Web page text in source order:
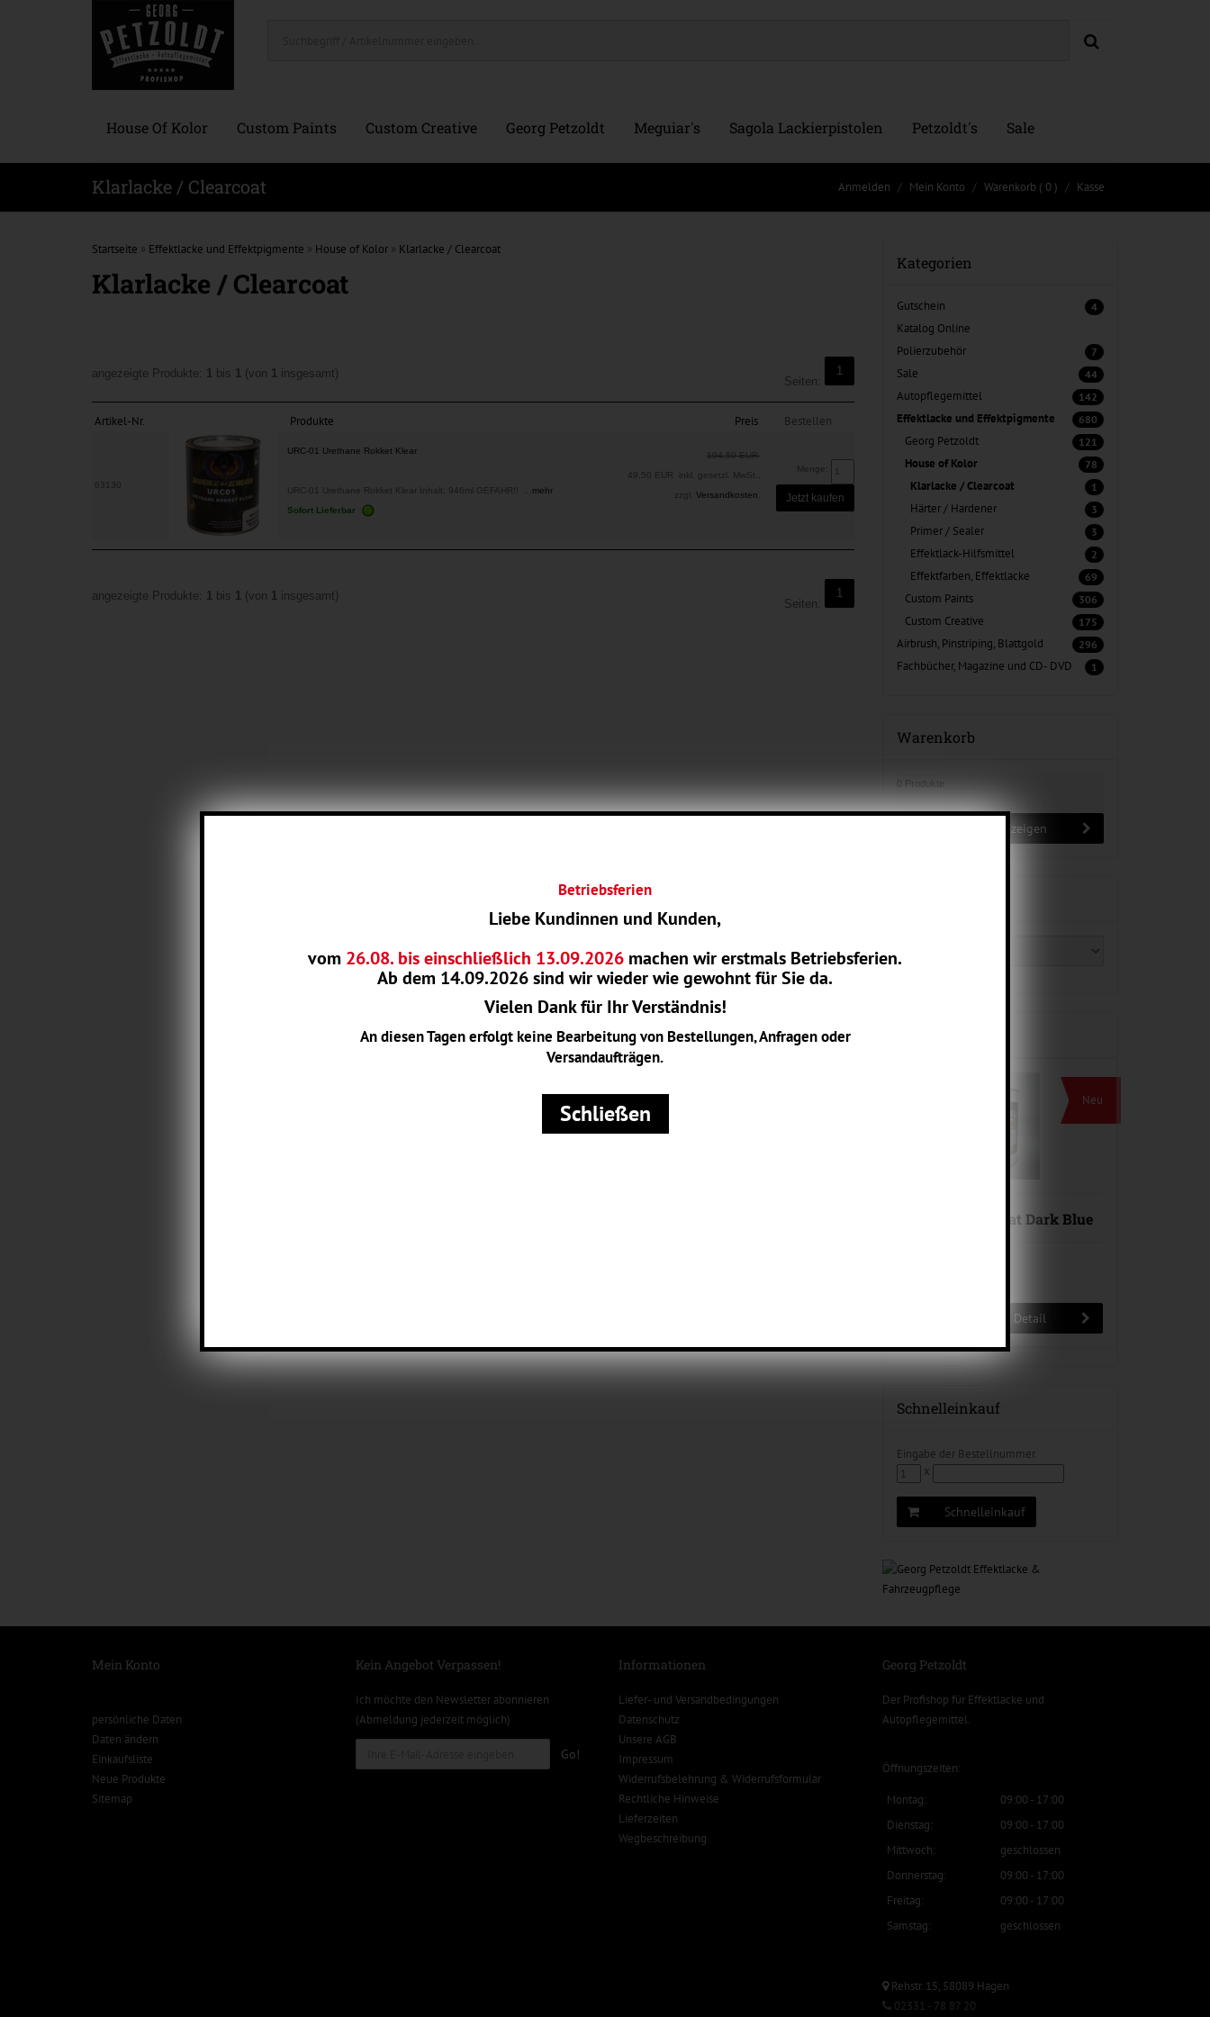
House Of Kolor Custom Paints Custom Creative Georg Petzoldt Meguiar's Sagola Lackierpistolen Petzoldt's Sale
Klarlacke / Clearcoat Anmelden Mein Konto Warenkorb ( 0 ) Kasse
Startseite » Effektlacke und Effektpigmente » House of Kolor » Klarlacke / Clearcoat
Klarlacke / Clearcoat
angezeigte Produkte: 1 bis 1 (von 1 insgesamt)
Seiten:
1
Artikel-Nr. Produkte Preis Bestellen
63130
URC-01 Urethane Rokket Klear
URC-01 Urethane Rokket Klear Inhalt: 946ml GEFAHR!! ... mehr
Sofort Lieferbar
104,50 EUR
49,50 EUR
inkl. gesetzl. MwSt.,
zzgl. Versandkosten
Menge:
Jetzt kaufen
angezeigte Produkte: 1 bis 1 (von 1 insgesamt)
Seiten:
1
Kategorien
Gutschein 4
Katalog Online
Polierzubehör
7
Sale 44
Autopflegemittel 142
Effektlacke und Effektpigmente 680
Georg Petzoldt 121
House of Kolor 78
Klarlacke / Clearcoat 1
Härter / Hardener 3
Primer / Sealer 3
Effektlack-Hilfsmittel 2
Effektfarben, Effektlacke 69
Custom Paints 306
Custom Creative 175
Airbrush, Pinstriping, Blattgold 296
Fachbücher, Magazine und CD- DVD 1
Warenkorb
0 Produkte
Warenkorb anzeigen
Neu
Candy Konzentrat Dark Blue
Detail
Schnelleinkauf
Eingabe der Bestellnummer.
x
Schnelleinkauf
Mein Konto
persönliche Daten
Daten ändern
Einkaufsliste
Neue Produkte
Sitemap
Kein Angebot Verpassen!
Ich möchte den Newsletter abonnieren
(Abmeldung jederzeit möglich)
Go!
Informationen
Liefer- und Versandbedingungen
Datenschutz
Unsere AGB
Impressum
Widerrufsbelehrung & Widerrufsformular
Rechtliche Hinweise
Lieferzeiten
Wegbeschreibung
Georg Petzoldt
Der Profishop für Effektlacke und
Autopflegemittel.
Öffnungszeiten:
Montag:
09:00 - 17:00
Dienstag:
09:00 - 17:00
Mittwoch:
geschlossen
Donnerstag:
09:00 - 17:00
Freitag:
09:00 - 17:00
Samstag:
geschlossen
Rehstr. 15, 58089 Hagen
02331 - 78 87 20
Betriebsferien
Liebe Kundinnen und Kunden,
vom 26.08. bis einschließlich 13.09.2026 machen wir erstmals Betriebsferien.
Ab dem 14.09.2026sind wir wieder wie gewohnt für Sie da.
Vielen Dank für Ihr Verständnis!
An diesen Tagen erfolgt keine Bearbeitung von Bestellungen, Anfragen oder
Versandaufträgen.
Schließen